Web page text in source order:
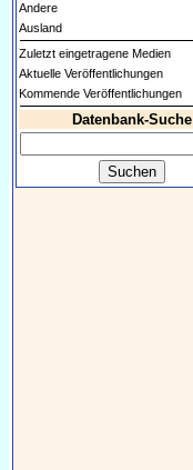
Andere
Ausland
Zuletzt eingetragene Medien
Aktuelle Veröffentlichungen
Kommende Veröffentlichungen
Datenbank-Suche